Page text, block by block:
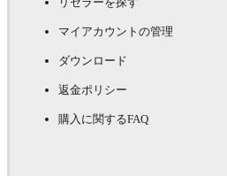
マイアカウントの管理
ダウンロード
返金ポリシー
購入に関するFAQ